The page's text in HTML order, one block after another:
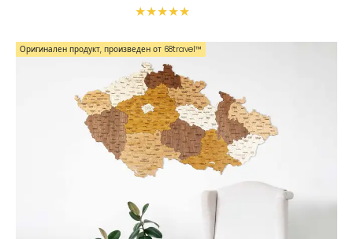
Оригинален продукт, произведен от 68travel™️